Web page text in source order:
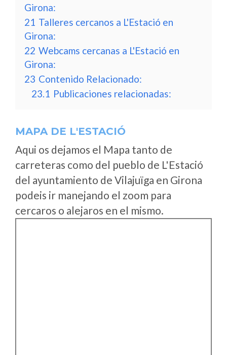
Girona:
21 Talleres cercanos a L'Estació en
Girona:
22 Webcams cercanas a L'Estació en
Girona:
23 Contenido Relacionado:
23.1 Publicaciones relacionadas:
MAPA DE L'ESTACIÓ
Aqui os dejamos el Mapa tanto de
carreteras como del pueblo de L'Estació
del ayuntamiento de Vilajuïga en Girona
podeis ir manejando el zoom para
cercaros o alejaros en el mismo.